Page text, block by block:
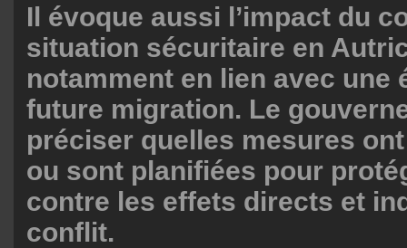
Il évoque aussi l’impact du
situation sécuritaire en
notamment en lien avec une
future migration. Le
préciser quelles mesures
ou sont planifiées pour
contre les effets directs et
conflit.